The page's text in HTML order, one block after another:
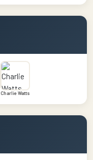
Charlie Watts